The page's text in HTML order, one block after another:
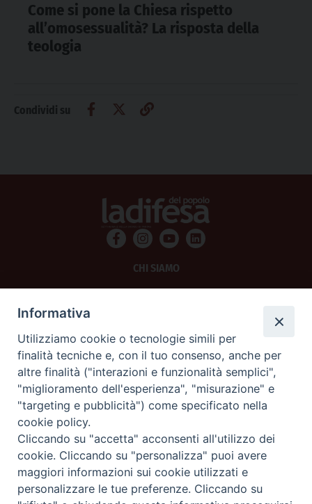
Come si pone la Chiesa rispetto
all’omosessualità? La risposta della
teologia
Condividi su
CHI SIAMO
SCRIVICI
La Difesa srl - P.iva 05125420280
La Difesa del Popolo percepisce i contributi pubblici all'editoria.
La Difesa del Popolo, tramite la Fisc (Federazione Italiana Settimanali Cattolici)
ha aderito allo IAP (Istituto dell'Autodisciplina Pubblicitaria) accettando il Codice
di Autodisciplina della Comunicazione Commerciale.
La Difesa del Popolo è una testata registrata presso il Tribunale di Padova
decreto del 15 giugno 1950 al n. 37 del registro periodici.
Informativa
Utilizziamo cookie o tecnologie simili per
finalità tecniche e, con il tuo consenso, anche per
altre finalità ("interazioni e funzionalità semplici",
"miglioramento dell'esperienza", "misurazione" e
"targeting e pubblicità") come specificato nella
cookie policy.
Cliccando su "accetta" acconsenti all'utilizzo dei
cookie. Cliccando su "personalizza" puoi avere
maggiori informazioni sui cookie utilizzati e
personalizzare le tue preferenze. Cliccando su